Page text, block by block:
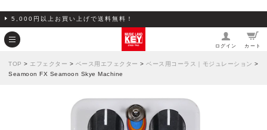
5,000円以上お買い上げで送料無料！
ログイン カート
TOP > エフェクター > ベース用エフェクター > ベース用コーラス｜モジュレーション >
Seamoon FX Seamoon Skye Machine